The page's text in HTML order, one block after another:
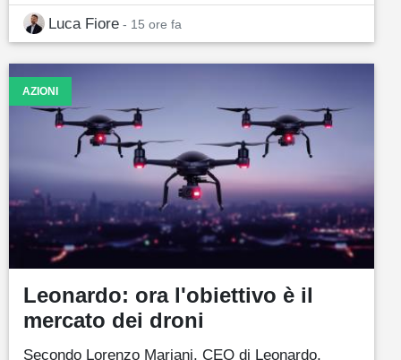
Luca Fiore - 15 ore fa
AZIONI
Leonardo: ora l'obiettivo è il
mercato dei droni
Secondo Lorenzo Mariani, CEO di Leonardo,